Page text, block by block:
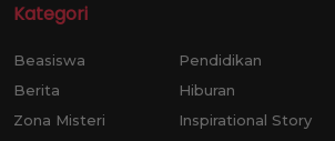
Kategori
Beasiswa
Berita
Zona Misteri
Pendidikan
Hiburan
Inspirational Story